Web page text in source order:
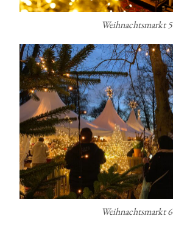
Weihnachtsmarkt 5
Weihnachtsmarkt 6